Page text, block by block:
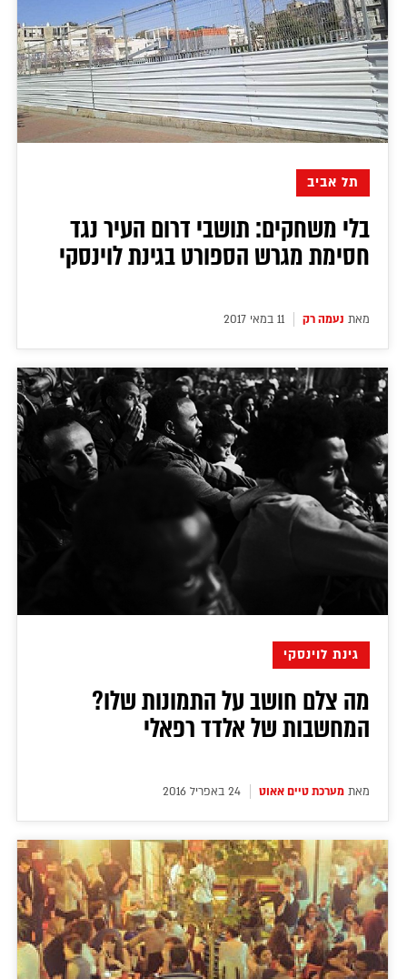
תל אביב
בלי משחקים: תושבי דרום העיר נגד
חסימת מגרש הספורט בגינת לוינסקי
מאת נעמה רק 11 במאי 2017
גינת לוינסקי
מה צלם חושב על התמונות שלו?
המחשבות של אלדד רפאלי
מאת מערכת טיים אאוט 24 באפריל 2016